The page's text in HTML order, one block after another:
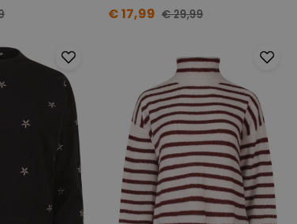
€ 17,99 € 29,99